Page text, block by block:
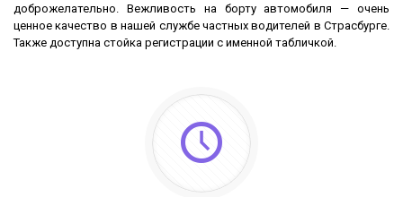
доброжелательно. Вежливость на борту автомобиля — очень
ценное качество в нашей службе частных водителей в Страсбурге.
Также доступна стойка регистрации с именной табличкой.